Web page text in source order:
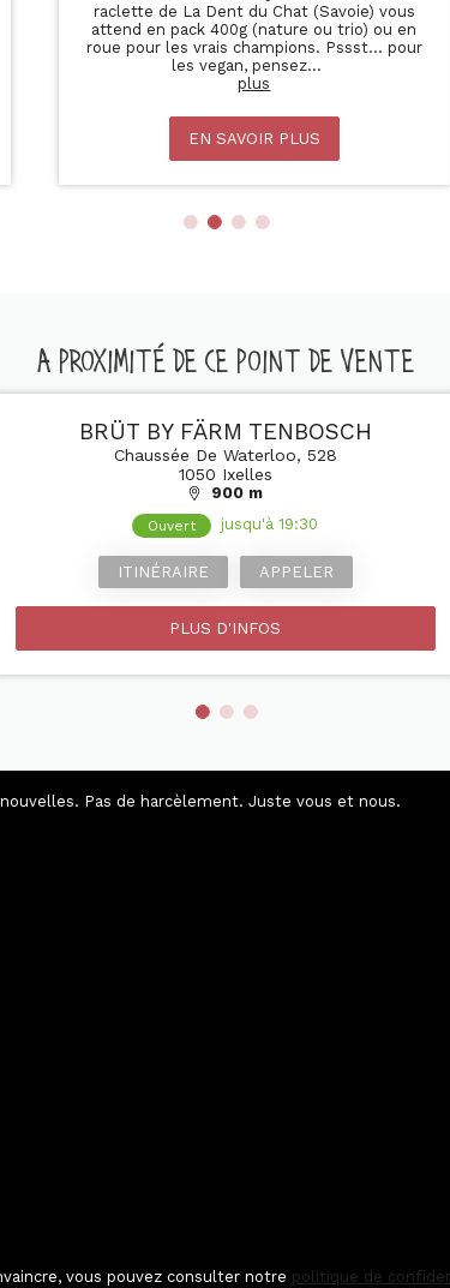
raclette de La Dent du Chat (Savoie) vous
attend en pack 400g (nature ou trio) ou en
roue pour les vrais champions. Pssst… pour
les vegan, pensez...
plus
EN SAVOIR PLUS
A PROXIMITÉ DE CE POINT DE VENTE
BRÜT BY FÄRM TENBOSCH
Chaussée De Waterloo, 528
1050 Ixelles
900 m
Ouvert jusqu'à 19:30
ITINÉRAIRE APPELER
PLUS D'INFOS
Pas de harcèlement. Juste vous et nous.
vous pouvez consulter notre politique de